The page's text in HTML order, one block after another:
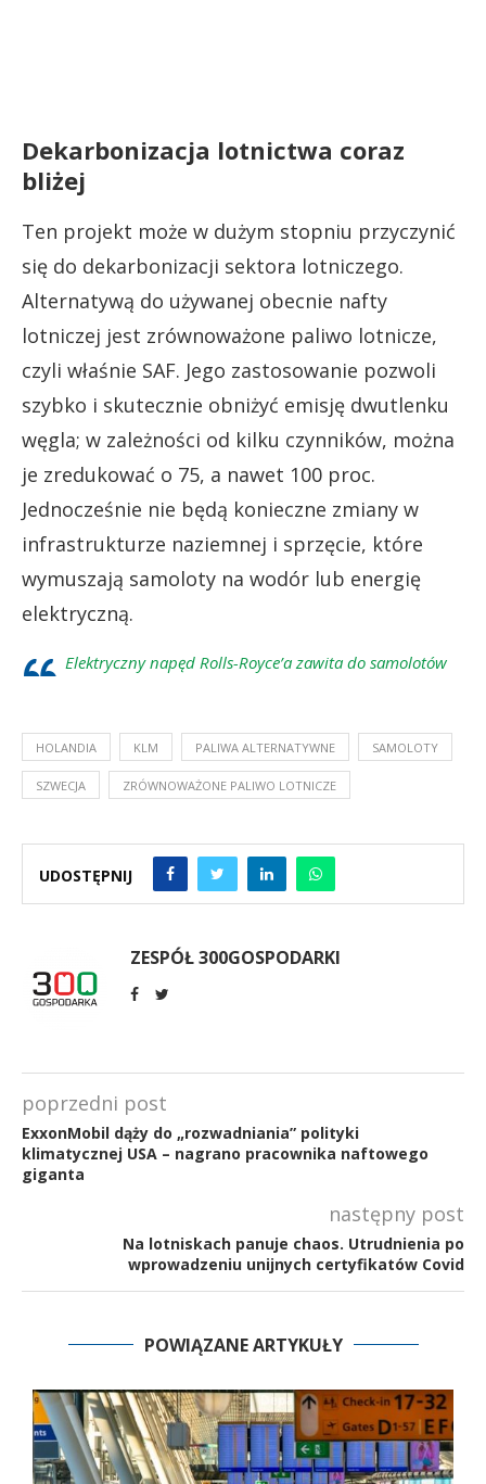
Dekarbonizacja lotnictwa coraz
bliżej
Ten projekt może w dużym stopniu przyczynić
się do dekarbonizacji sektora lotniczego.
Alternatywą do używanej obecnie nafty
lotniczej jest zrównoważone paliwo lotnicze,
czyli właśnie SAF. Jego zastosowanie pozwoli
szybko i skutecznie obniżyć emisję dwutlenku
węgla; w zależności od kilku czynników, można
je zredukować o 75, a nawet 100 proc.
Jednocześnie nie będą konieczne zmiany w
infrastrukturze naziemnej i sprzęcie, które
wymuszają samoloty na wodór lub energię
elektryczną.
Elektryczny napęd Rolls-Royce’a zawita do samolotów
HOLANDIA KLM PALIWA ALTERNATYWNE SAMOLOTY
SZWECJA ZRÓWNOWAŻONE PALIWO LOTNICZE
UDOSTĘPNIJ
ZESPÓŁ 300GOSPODARKI
poprzedni post
ExxonMobil dąży do „rozwadniania” polityki
klimatycznej USA – nagrano pracownika naftowego
giganta
następny post
Na lotniskach panuje chaos. Utrudnienia po
wprowadzeniu unijnych certyfikatów Covid
POWIĄZANE ARTYKUŁY